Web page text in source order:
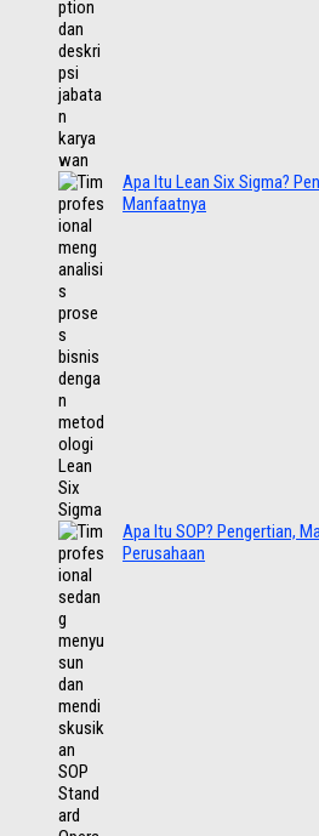
Apa Itu Lean Six Sigma?
Manfaatnya
Apa Itu SOP? Pengertian,
Perusahaan